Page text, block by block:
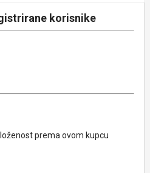
korisnike
prema ovom kupcu